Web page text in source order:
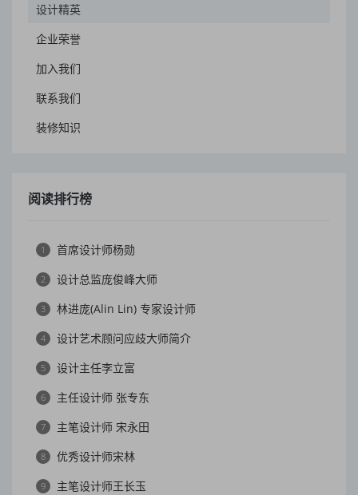
设计精英
企业荣誉
加入我们
联系我们
装修知识
阅读排行榜
1 首席设计师杨勋
2 设计总监庞俊峰大师
3 林进庞(Alin Lin) 专家设计师
4 设计艺术顾问应歧大师简介
5 设计主任李立富
6 主任设计师 张专东
7 主笔设计师 宋永田
8 优秀设计师宋林
9 主笔设计师王长玉